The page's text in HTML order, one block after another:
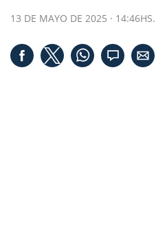
13 DE MAYO DE 2025 · 14:46HS.